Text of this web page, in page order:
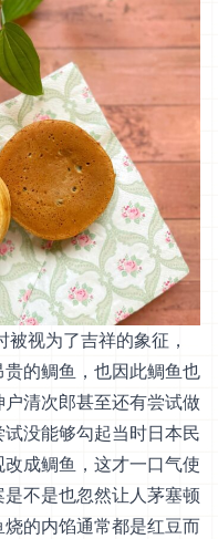
视为了吉祥的象征，
的鲷鱼，也因此鲷鱼也
清次郎甚至还有尝试做
没能够勾起当时日本民
成鲷鱼，这才一口气使
不是也忽然让人茅塞顿
的内馅通常都是红豆而